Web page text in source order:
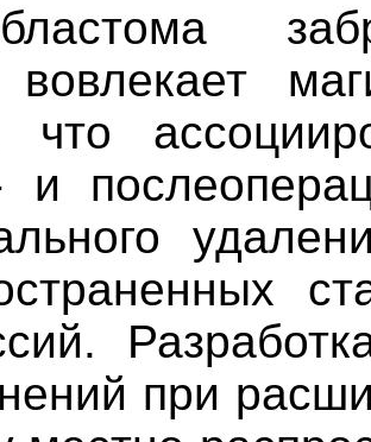
вовлекает
что
и
при